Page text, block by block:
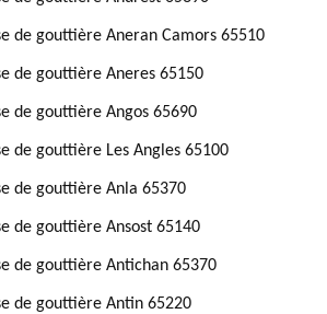
de gouttière Aneran Camors 65510
de gouttière Aneres 65150
de gouttière Angos 65690
de gouttière Les Angles 65100
de gouttière Anla 65370
de gouttière Ansost 65140
de gouttière Antichan 65370
de gouttière Antin 65220